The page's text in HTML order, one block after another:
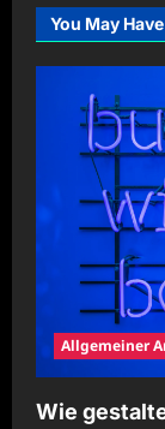
You May
Allgemeiner
Wie